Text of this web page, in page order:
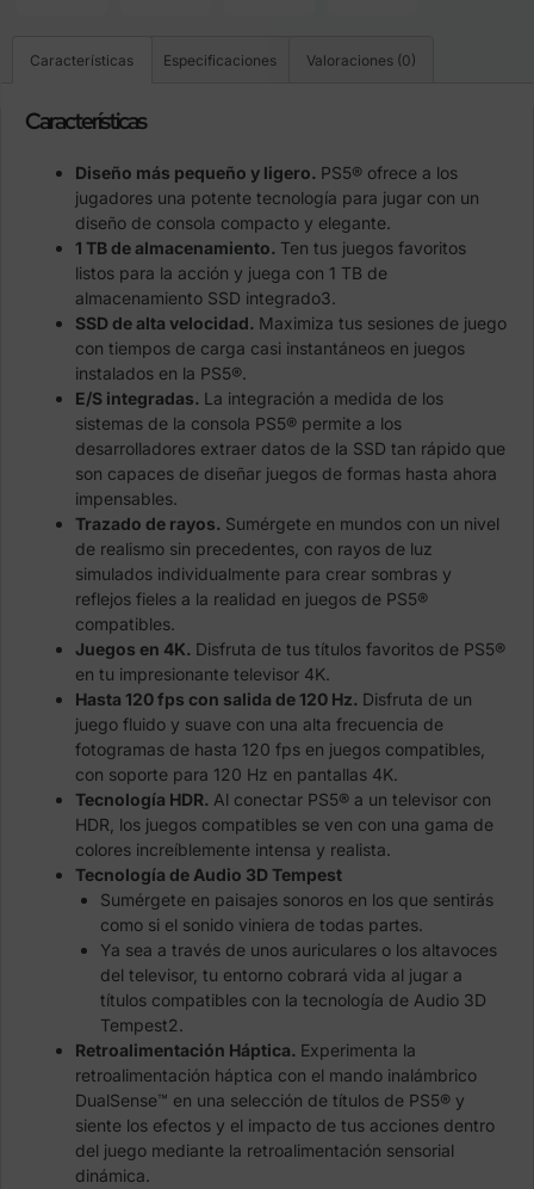
Características Especificaciones Valoraciones (0)
Características
Diseño más pequeño y ligero. PS5® ofrece a los
jugadores una potente tecnología para jugar con un
diseño de consola compacto y elegante.
1 TB de almacenamiento. Ten tus juegos favoritos
listos para la acción y juega con 1 TB de
almacenamiento SSD integrado3.
SSD de alta velocidad. Maximiza tus sesiones de juego
con tiempos de carga casi instantáneos en juegos
instalados en la PS5®.
E/S integradas. La integración a medida de los
sistemas de la consola PS5® permite a los
desarrolladores extraer datos de la SSD tan rápido que
son capaces de diseñar juegos de formas hasta ahora
impensables.
Trazado de rayos. Sumérgete en mundos con un nivel
de realismo sin precedentes, con rayos de luz
simulados individualmente para crear sombras y
reflejos fieles a la realidad en juegos de PS5®
compatibles.
Juegos en 4K. Disfruta de tus títulos favoritos de PS5®
en tu impresionante televisor 4K.
Hasta 120 fps con salida de 120 Hz. Disfruta de un
juego fluido y suave con una alta frecuencia de
fotogramas de hasta 120 fps en juegos compatibles,
con soporte para 120 Hz en pantallas 4K.
Tecnología HDR. Al conectar PS5® a un televisor con
HDR, los juegos compatibles se ven con una gama de
colores increíblemente intensa y realista.
Tecnología de Audio 3D Tempest
Sumérgete en paisajes sonoros en los que sentirás
como si el sonido viniera de todas partes.
Ya sea a través de unos auriculares o los altavoces
del televisor, tu entorno cobrará vida al jugar a
títulos compatibles con la tecnología de Audio 3D
Tempest2.
Retroalimentación Háptica. Experimenta la
retroalimentación háptica con el mando inalámbrico
DualSense™ en una selección de títulos de PS5® y
siente los efectos y el impacto de tus acciones dentro
del juego mediante la retroalimentación sensorial
dinámica.